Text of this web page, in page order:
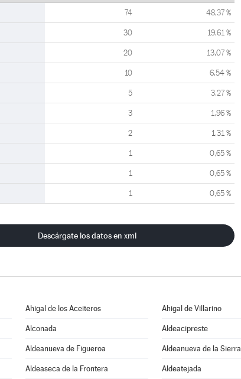
74 48,37 %
30 19,61 %
20 13,07 %
10 6,54 %
5 3,27 %
3 1,96 %
2 1,31 %
1 0,65 %
1 0,65 %
1 0,65 %
Descárgate los datos en xml
Ahigal de los Aceiteros Ahigal de Villarino
Alconada Aldeacipreste
Aldeanueva de Figueroa Aldeanueva de la Sierra
Aldeaseca de la Frontera Aldeatejada